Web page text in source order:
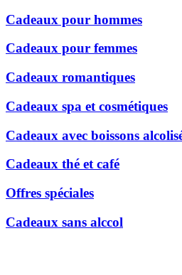
Cadeaux pour hommes
Cadeaux pour femmes
Cadeaux romantiques
Cadeaux spa et cosmétiques
Cadeaux avec boissons
Cadeaux thé et café
Offres spéciales
Cadeaux sans alccol